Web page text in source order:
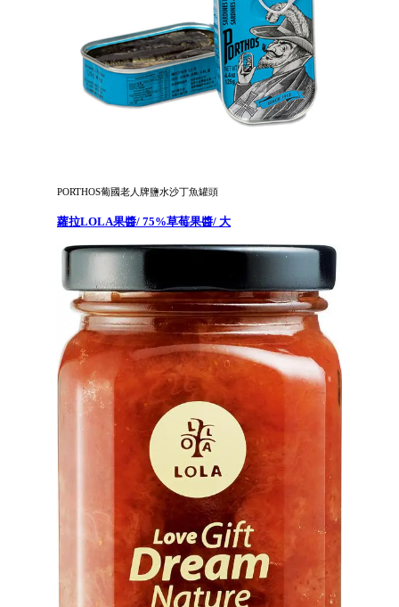
PORTHOS葡國老人牌鹽水沙丁魚罐頭
蘿拉LOLA果醬/ 75%草莓果醬/ 大